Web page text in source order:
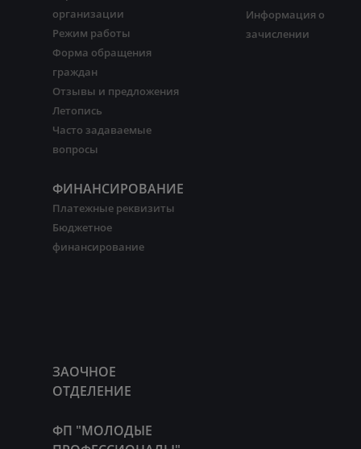
организации
Режим работы
Форма обращения
граждан
Отзывы и предложения
Летопись
Часто задаваемые
вопросы
ФИНАНСИРОВАНИЕ
Платежные реквизиты
Бюджетное
финансирование
Информация о
зачислении
ЗАОЧНОЕ
ОТДЕЛЕНИЕ
ФП "МОЛОДЫЕ